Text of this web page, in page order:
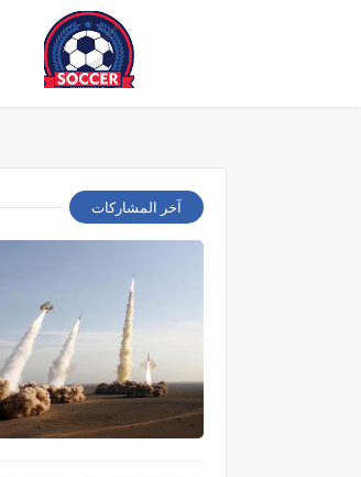
آخر المشاركات